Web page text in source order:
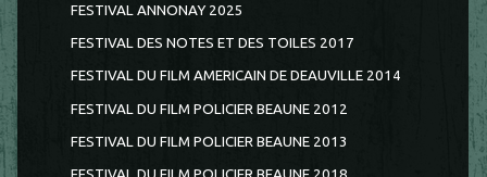
FESTIVAL ANNONAY 2025
FESTIVAL DES NOTES ET DES TOILES 2017
FESTIVAL DU FILM AMERICAIN DE DEAUVILLE 2014
FESTIVAL DU FILM POLICIER BEAUNE 2012
FESTIVAL DU FILM POLICIER BEAUNE 2013